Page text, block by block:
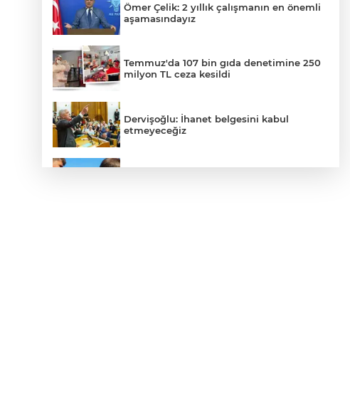
Ömer Çelik: 2 yıllık çalışmanın en önemli
aşamasındayız
Temmuz'da 107 bin gıda denetimine 250
milyon TL ceza kesildi
Dervişoğlu: İhanet belgesini kabul
etmeyeceğiz